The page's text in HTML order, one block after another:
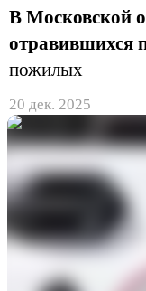
В Московской
отравившихся
пожилых
20 дек. 2025